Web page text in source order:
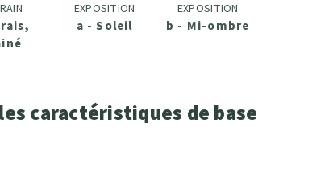
EXPOSITION
a - Soleil
EXPOSITION
b - Mi-ombre
caractéristiques de base